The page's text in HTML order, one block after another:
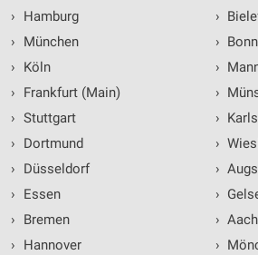
›
Hamburg
›
München
›
Köln
›
Frankfurt (Main)
› Stuttgart
›
Dortmund
›
Düsseldorf
›
Essen
›
Bremen
›
Hannover
›
› Bonn
›
›
›
›
›
›
›
›